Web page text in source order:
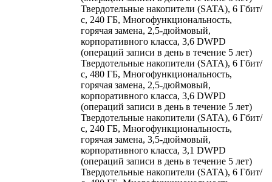
Твердотельные накопители (SATA), 6 Гбит/
с, 240 ГБ, Многофункциональность,
горячая замена, 2,5-дюймовый,
корпоративного класса, 3,6 DWPD
(операций записи в день в течение 5 лет)
Твердотельные накопители (SATA), 6 Гбит/
с, 480 ГБ, Многофункциональность,
горячая замена, 2,5-дюймовый,
корпоративного класса, 3,6 DWPD
(операций записи в день в течение 5 лет)
Твердотельные накопители (SATA), 6 Гбит/
с, 240 ГБ, Многофункциональность,
горячая замена, 3,5-дюймовый,
корпоративного класса, 3,1 DWPD
(операций записи в день в течение 5 лет)
Твердотельные накопители (SATA), 6 Гбит/